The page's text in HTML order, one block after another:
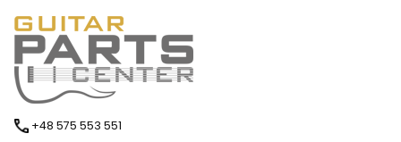
+48 575 553 551